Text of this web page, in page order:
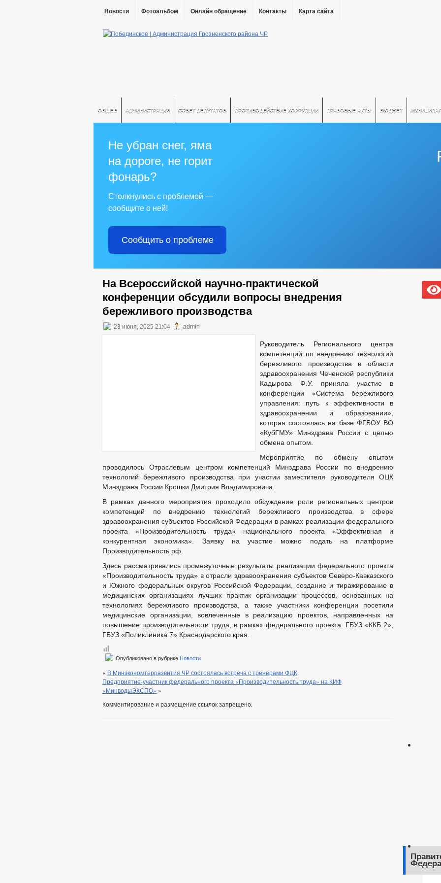
Новости Фотоальбом Онлайн обращение Контакты Карта сайта
ОБЩЕЕ АДМИНИСТРАЦИЯ СОВЕТ ДЕПУТАТОВ ПРОТИВОДЕЙСТВИЕ КОРРУПЦИИ ПРАВОВЫЕ АКТЫ БЮДЖЕТ
Не убран снег, яма
на дороге, не горит
фонарь?
Столкнулись с проблемой —
сообщите о ней!
Сообщить о проблеме
На Всероссийской научно-практической
конференции обсудили вопросы внедрения
бережливого производства
23 июня, 2025 21:04 admin
Руководитель Регионального центра
компетенций по внедрению технологий
бережливого производства в области
здравоохранения Чеченской республики
Кадырова Ф.У. приняла участие в
конференции «Система бережливого
управления: путь к эффективности в
здравоохранении и образовании»,
которая состоялась на базе ФГБОУ ВО
«КубГМУ» Минздрава России с целью
обмена опытом.
Мероприятие по обмену опытом
проводилось Отраслевым центром компетенций Минздрава России по внедрению
технологий бережливого производства при участии заместителя руководителя ОЦК
Минздрава России Крошки Дмитрия Владимировича.
В рамках данного мероприятия проходило обсуждение роли региональных центров
компетенций по внедрению технологий бережливого производства в сфере
здравоохранения субъектов Российской Федерации в рамках реализации федерального
проекта «Производительность труда» национального проекта «Эффективная и
конкурентная экономика». Заявку на участие можно подать на платформе
Производительность.рф.
Здесь рассматривались промежуточные результаты реализации федерального проекта
«Производительность труда» в отрасли здравоохранения субъектов Северо-Кавказского
и Южного федеральных округов Российской Федерации, создание и тиражирование в
медицинских организациях лучших практик организации процессов, основанных на
технологиях бережливого производства, а также участники конференции посетили
медицинские организации, вовлеченные в реализацию проектов, направленных на
повышение производительности труда, в рамках федерального проекта: ГБУЗ «ККБ 2»,
ГБУЗ «Поликлиника 7» Краснодарского края.
Опубликовано в рубрике Новости
« В Минэкономтерразвития ЧР состоялась встреча с тренерами ФЦК
Предприятие-участник федерального проекта «Производительность труда» на КИФ
«МинводыЭКСПО» »
Комментирование и размещение ссылок запрещено.